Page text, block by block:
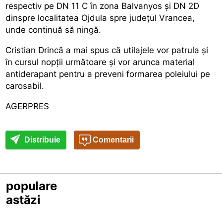
respectiv pe DN 11 C în zona Balvanyos și DN 2D
dinspre localitatea Ojdula spre județul Vrancea,
unde continuă să ningă.
Cristian Drincă a mai spus că utilajele vor patrula și
în cursul nopții următoare și vor arunca material
antiderapant pentru a preveni formarea poleiului pe
carosabil.
AGERPRES
Distribuie Comentarii
populare
astăzi